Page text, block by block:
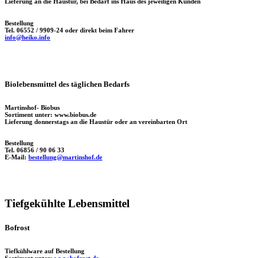
Lieferung an die Haustür, bei Bedarf ins Haus des jeweiligen Kunden
Bestellung
Tel. 06552 / 9909-24 oder direkt beim Fahrer
info@heiko.info
Biolebensmittel des täglichen Bedarfs
Martinshof- Biobus
Sortiment unter: www.biobus.de
Lieferung donnerstags an die Haustür oder an vereinbarten Ort
Bestellung
Tel. 06856 / 90 06 33
E-Mail: bestellung@martinshof.de
Tiefgekühlte Lebensmittel
Bofrost
Tiefkühlware auf Bestellung